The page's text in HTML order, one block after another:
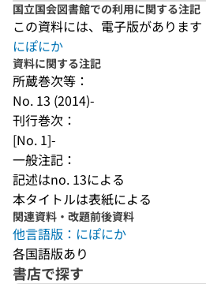
国立国会図書館での利用に関する注記
この資料には、電子版があります
にぽにか
資料に関する注記
所蔵巻次等：
No. 13 (2014)-
刊行巻次：
[No. 1]-
一般注記：
記述はno. 13による
本タイトルは表紙による
関連資料・改題前後資料
他言語版：にぽにか
各国語版あり
書店で探す